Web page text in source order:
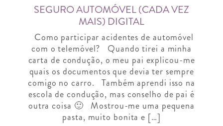
SEGURO AUTOMÓVEL (CADA VEZ
MAIS) DIGITAL
Como participar acidentes de automóvel
com o telemóvel? Quando tirei a minha
carta de condução, o meu pai explicou-me
quais os documentos que devia ter sempre
comigo no carro. Também aprendi isso na
escola de condução, mas conselho de pai é
outra coisa 🙂 Mostrou-me uma pequena
pasta, muito bonita e […]